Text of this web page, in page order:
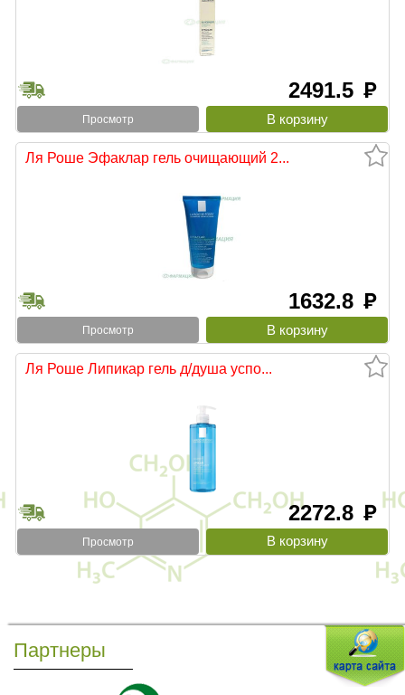
2491.5 руб
Просмотр
Ля Роше Эфаклар гель очищающий 2...
1632.8 руб
Просмотр
Ля Роше Липикар гель д/душа успо...
2272.8 руб
Просмотр
Партнеры